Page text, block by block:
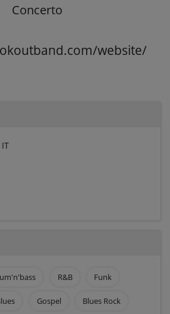
Concerto
website/
R&B Funk
Gospel Blues Rock